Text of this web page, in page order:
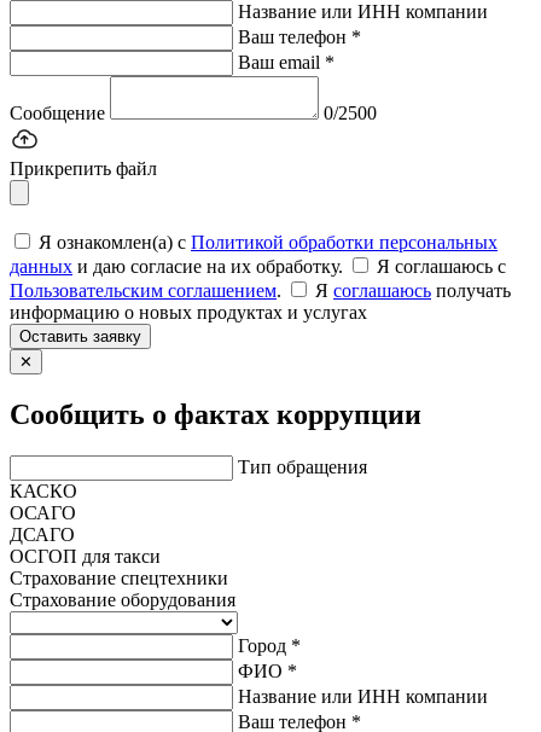
Название или ИНН компании
Ваш телефон *
Ваш email *
Сообщение 0/2500
Прикрепить файл
Я ознакомлен(а) с Политикой обработки персональных
данных и даю согласие на их обработку.
Я соглашаюсь c
Пользовательским соглашением. Я соглашаюсь получать
информацию о новых продуктах и услугах
Оставить заявку
✕
Сообщить о фактах коррупции
Тип обращения
КАСКО
ОСАГО
ДСАГО
ОСГОП для такси
Страхование спецтехники
Страхование оборудования
Город *
ФИО *
Название или ИНН компании
Ваш телефон *